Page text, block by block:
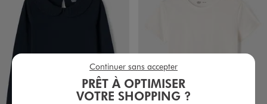
PRÊT À OPTIMISER
VOTRE SHOPPING ?
Continuer sans accepter